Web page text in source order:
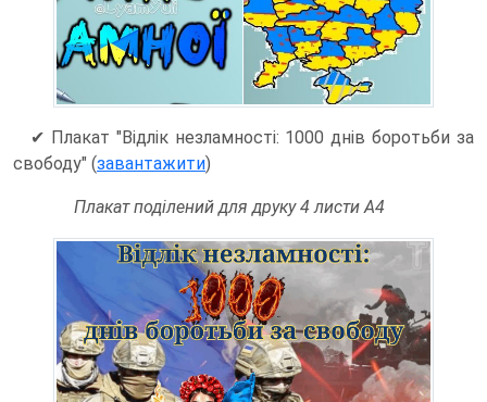
✔ Плакат "Відлік незламності: 1000 днів боротьби за
свободу" (завантажити)
Плакат поділений для друку 4 листи А4